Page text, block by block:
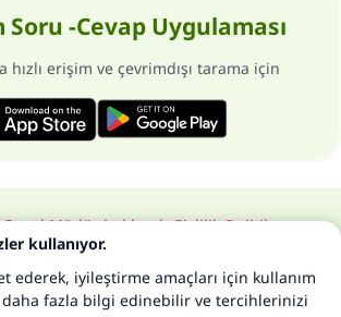
Soru -Cevap Uygulaması
hızlı erişim ve çevrimdışı tarama için
Genel Müdür hakkındaGizlilik Politikası
qa.com sitesine aittir 1997-2025 ©
kullanıyor.
ederek, iyileştirme amaçları için kullanım
fazla bilgi edinebilir ve tercihlerinizi